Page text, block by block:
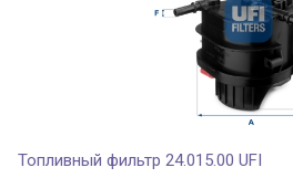
Топливный фильтр 24.015.00 UFI